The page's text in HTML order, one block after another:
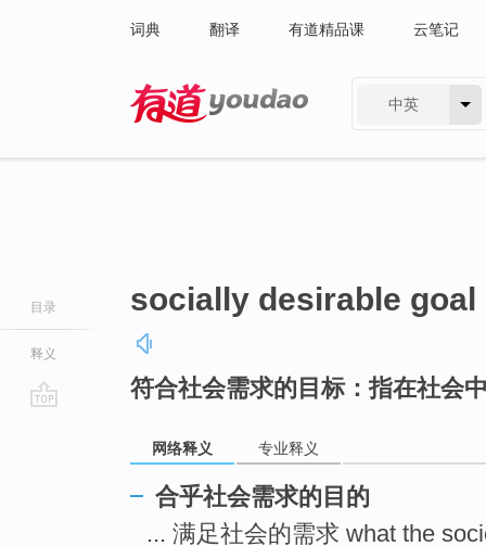
词典 翻译 有道精品课 云笔记
中英
目录
释义
socially desirable goal
符合社会需求的目标：指在社会
网络释义 专业释义
合乎社会需求的目的
... 满足社会的需求 what the